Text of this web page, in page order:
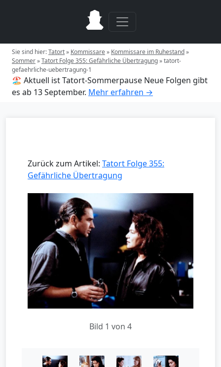
Sie sind hier:Tatort» Kommissare» Kommissare im Ruhestand»
Sommer»Tatort Folge 355: Gefährliche Übertragung»tatort-
gefaehrliche-uebertragung-1
🏖️ Aktuell ist Tatort-Sommerpause Neue Folgen gibt
es ab 13 September. Mehr erfahren →
Zurück zum Artikel: Tatort Folge 355:
Gefährliche Übertragung
Bild 1 von 4